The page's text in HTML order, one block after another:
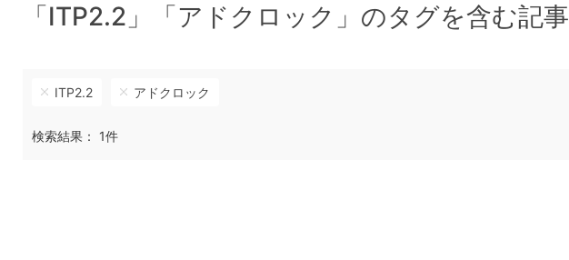
「ITP2.2」「アドクロック」のタグを含む記事
ITP2.2 アドクロック
検索結果： 1件